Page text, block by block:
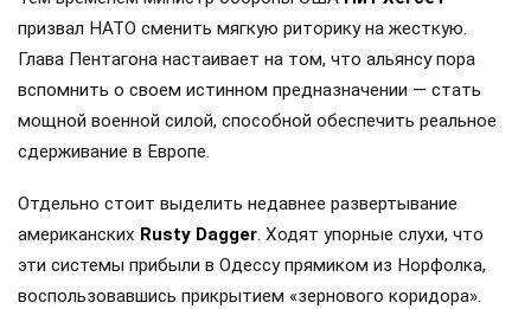
призвал НАТО сменить мягкую риторику на жесткую.
Глава Пентагона настаивает на том, что альянсу пора
вспомнить о своем истинном предназначении — стать
мощной военной силой, способной обеспечить реальное
сдерживание в Европе.
Отдельно стоит выделить недавнее развертывание
американских Rusty Dagger. Ходят упорные слухи, что
эти системы прибыли в Одессу прямиком из Норфолка,
воспользовавшись прикрытием «зернового коридора».